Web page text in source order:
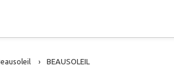
BEAUSOLEIL